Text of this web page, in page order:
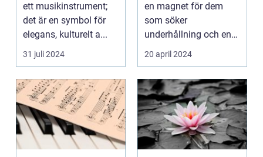
ett musikinstrument;
det är en symbol för
elegans, kulturelt a...
31 juli 2024
en magnet för dem
som söker
underhållning och en
chans ...
20 april 2024